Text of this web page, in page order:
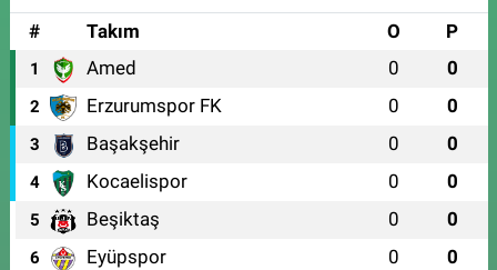
#
Takım O P
1 Amed 0 0
2 Erzurumspor FK 0 0
3 Başakşehir 0 0
4 Kocaelispor 0 0
5 Beşiktaş 0 0
6 Eyüpspor 0 0